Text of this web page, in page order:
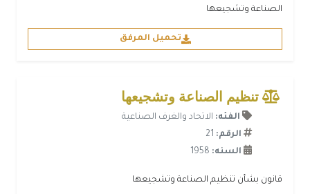
الصناعة وتشجيعها
تحميل المرفق
تنظيم الصناعة وتشجيعها
الفئه: الاتحاد والغرف الصناعية
الرقم:
السنه:
قانون بشأن تنظيم الصناعة وتشجيعها